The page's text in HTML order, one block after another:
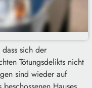
sich der
Tötungsdelikts nicht
sind wieder auf